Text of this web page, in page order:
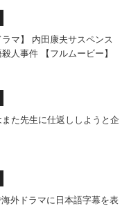
ラマ】 内田康夫サスペンス
人事件 【フルムービー】
また先生に仕返ししようと企
海外ドラマに日本語字幕を表